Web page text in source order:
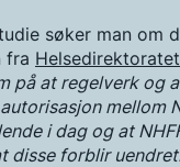
søker man om
fra Helsedirektoratet
på at regelverk og
mellom
i dag og at
disse forblir